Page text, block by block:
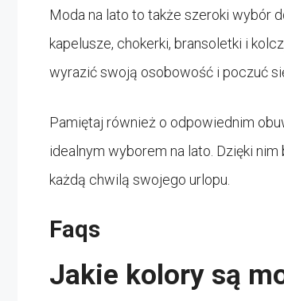
Moda na lato to także szeroki wybór
kapelusze, chokerki, bransoletki i
wyrazić swoją osobowość i poczuć
Pamiętaj również o odpowiednim
idealnym wyborem na lato. Dzięki
każdą chwilą swojego urlopu.
Faqs
Jakie kolory są